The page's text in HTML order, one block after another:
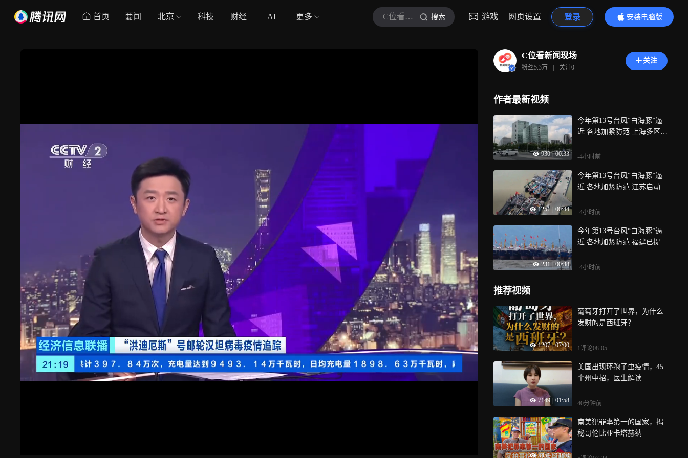
首页 要闻 北京 科技 财经 AI 更多 C位看新闻现场 搜索 游戏 网页设置 登录
安装电脑版
内容更精彩
C位看新闻现场
粉丝5.3万 | 关注0
关注
作者最新视频
930 | 00:33
今年第13号台风“白海豚”逼
近 各地加紧防范 上海多区发
-4小时前
1251 00:44
今年第13号台风“白海豚”逼
近 各地加紧防范 江苏启动防
-4小时前
231 | 00:38
今年第13号台风“白海豚”逼
近 各地加紧防范 福建已提升
-4小时前
推荐视频
1207 | 07:00
葡萄牙打开了世界，为什么
发财的是西班牙？
1评论08-05
7149 01:58
美国出现环孢子虫疫情，45
个州中招，医生解读
40分钟前
5451 | 11:10
南美犯罪率第一的国家，揭
秘哥伦比亚卡塔赫纳